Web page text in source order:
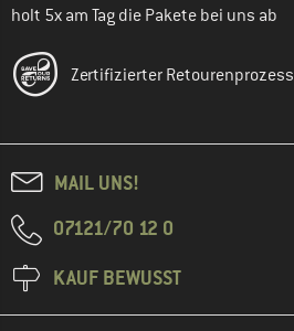
holt 5x am Tag die Pakete bei uns ab
Zertifizierter Retourenprozess
MAIL UNS!
07121/70 12 0
KAUF BEWUSST